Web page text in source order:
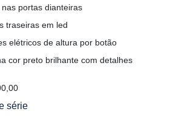
portas dianteiras
traseiras em led
elétricos de altura por botão
cor preto brilhante com detalhes
série